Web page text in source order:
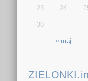
« maj
23 24
30